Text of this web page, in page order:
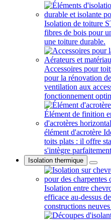
Isolation de toiture
fibres de bois pour
une toiture durable.
Accessoires pour
pour la rénovation
ventilation aux
fonctionnement
élément d'acrotère
toits plats : il offre
s'intègre
Isolation thermique
Isolation entre
efficace au-dessus
constructions